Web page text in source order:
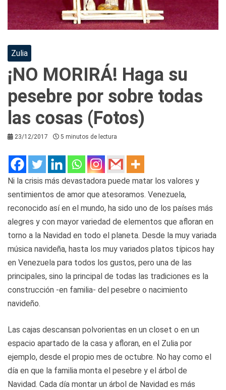
Zulia
¡NO MORIRÁ! Haga su
pesebre por sobre todas
las cosas (Fotos)
23/12/2017 5 minutos de lectura
Ni la crisis más devastadora puede matar los valores y
sentimientos de amor que atesoramos. Venezuela,
reconocido así en el mundo, ha sido uno de los países más
alegres y con mayor variedad de elementos que afloran en
torno a la Navidad en todo el planeta. Desde la muy variada
música navideña, hasta los muy variados platos típicos hay
en Venezuela para todos los gustos, pero una de las
principales, sino la principal de todas las tradiciones es la
construcción -en familia- del pesebre o nacimiento
navideño.
Las cajas descansan polvorientas en un closet o en un
espacio apartado de la casa y afloran, en el Zulia por
ejemplo, desde el propio mes de octubre. No hay como el
día en que la familia monta el pesebre y el árbol de
Navidad. Cada día montar un árbol de Navidad es más